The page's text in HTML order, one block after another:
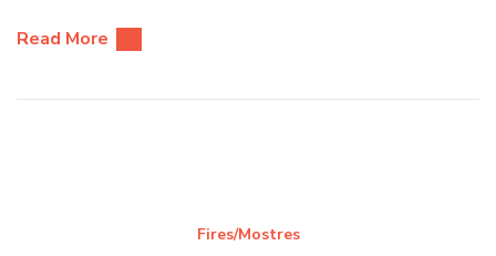
Read More
Fires/Mostres